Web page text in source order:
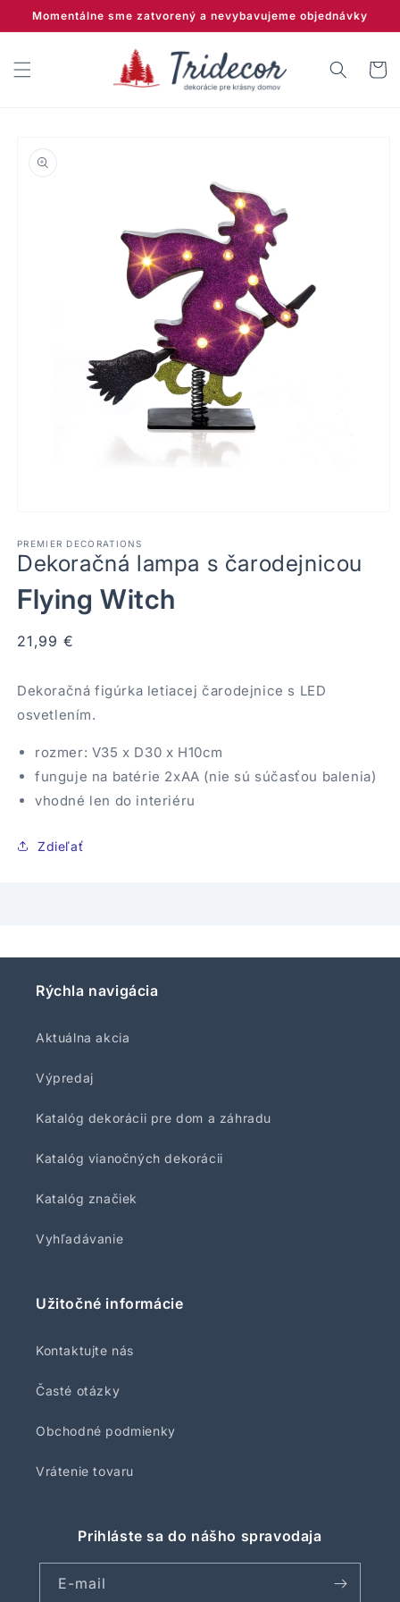
na
obsah
Momentálne sme zatvorený a nevybavujeme objednávky
Košík
o produkte
1
v
modálnom
PREMIER DECORATIONS
Dekoračná lampa s čarodejnicou
Flying Witch
Normálna
21,99 €
Dekoračná figúrka letiacej čarodejnice s LED
osvetlením.
rozmer: V35 x D30 x H10cm
funguje na batérie 2xAA (nie sú súčasťou balenia)
vhodné len do interiéru
Zdieľať
Rýchla navigácia
Aktuálna akcia
Výpredaj
Katalóg dekorácii pre dom a záhradu
Katalóg vianočných dekorácii
Katalóg značiek
Vyhľadávanie
Užitočné informácie
Kontaktujte nás
Časté otázky
Obchodné podmienky
Vrátenie tovaru
Prihláste sa do nášho spravodaja
E-mail